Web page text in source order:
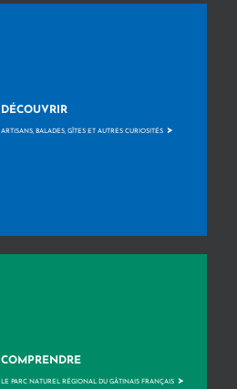
DÉCOUVRIR
ARTISANS, BALADES, GÎTES ET AUTRES CURIOSITÉS >
COMPRENDRE
LE PARC NATUREL RÉGIONAL DU GÂTINAIS FRANÇAIS >